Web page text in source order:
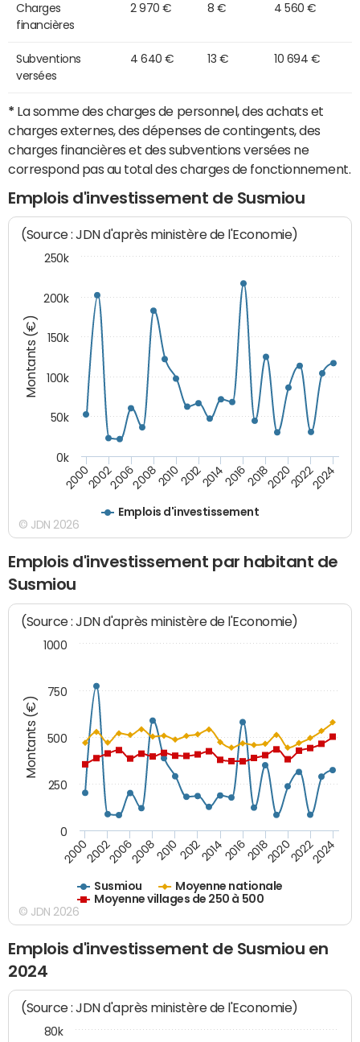
Charges
financières
2 970 € 8 € 4 560 €
Subventions
versées
4 640 € 13 € 10 694 €
* La somme des charges de personnel, des achats et
charges externes, des dépenses de contingents, des
charges financières et des subventions versées ne
correspond pas au total des charges de fonctionnement.
Emplois d'investissement de Susmiou
Montants (€)
(Source : JDN d'après ministère de l'Economie)
Emplois d'investissement
200020022006200820102012201420162018202020222024
0k
50k
100k
150k
200k
250k
© JDN 2026
Emplois d'investissement par habitant de
Susmiou
Montants (€)
(Source : JDN d'après ministère de l'Economie)
Susmiou
Moyenne nationale
Moyenne villages de 250 à 500
200020022006200820102012201420162018202020222024
0
1000
250
500
750
© JDN 2026
Emplois d'investissement de Susmiou en
2024
(Source : JDN d'après ministère de l'Economie)
80k